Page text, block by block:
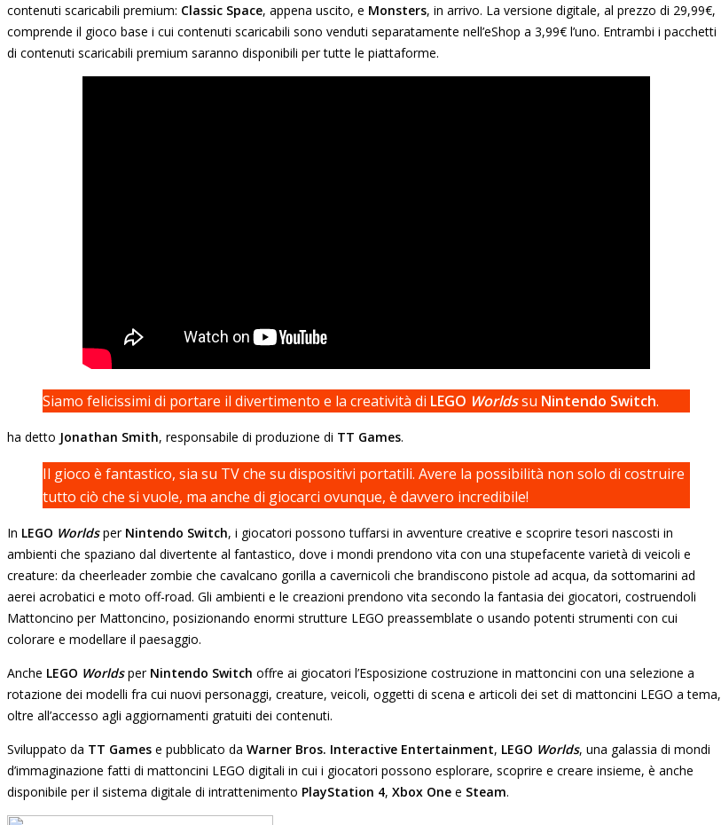
contenuti scaricabili premium: Classic Space, appena uscito, e Monsters, in arrivo. La versione digitale, al prezzo di 29,99€,
comprende il gioco base i cui contenuti scaricabili sono venduti separatamente nell’eShop a 3,99€ l’uno. Entrambi i pacchetti
di contenuti scaricabili premium saranno disponibili per tutte le piattaforme.
Siamo felicissimi di portare il divertimento e la creatività di LEGO Worldssu Nintendo Switch.
ha detto Jonathan Smith, responsabile di produzione di TT Games.
Il gioco è fantastico, sia su TV che su dispositivi portatili. Avere la possibilità non solo di costruire
tutto ciò che si vuole, ma anche di giocarci ovunque, è davvero incredibile!
In LEGO Worlds per Nintendo Switch, i giocatori possono tuffarsi in avventure creative e scoprire tesori nascosti in
ambienti che spaziano dal divertente al fantastico, dove i mondi prendono vita con una stupefacente varietà di veicoli e
creature: da cheerleader zombie che cavalcano gorilla a cavernicoli che brandiscono pistole ad acqua, da sottomarini ad
aerei acrobatici e moto off-road. Gli ambienti e le creazioni prendono vita secondo la fantasia dei giocatori, costruendoli
Mattoncino per Mattoncino, posizionando enormi strutture LEGO preassemblate o usando potenti strumenti con cui
colorare e modellare il paesaggio.
Anche LEGO Worldsper Nintendo Switch offre ai giocatori l’Esposizione costruzione in mattoncini con una selezione a
rotazione dei modelli fra cui nuovi personaggi, creature, veicoli, oggetti di scena e articoli dei set di mattoncini LEGO a tema,
oltre all’accesso agli aggiornamenti gratuiti dei contenuti.
Sviluppato da TT Games e pubblicato da Warner Bros. Interactive Entertainment, LEGO Worlds, una galassia di mondi
d’immaginazione fatti di mattoncini LEGO digitali in cui i giocatori possono esplorare, scoprire e creare insieme, è anche
disponibile per il sistema digitale di intrattenimento PlayStation 4, Xbox One e Steam.